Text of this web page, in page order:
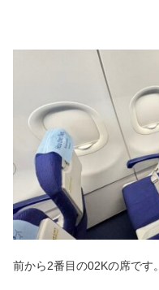
前から2番目の02Kの席です。